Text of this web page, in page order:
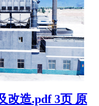
改造.pdf 3页 原